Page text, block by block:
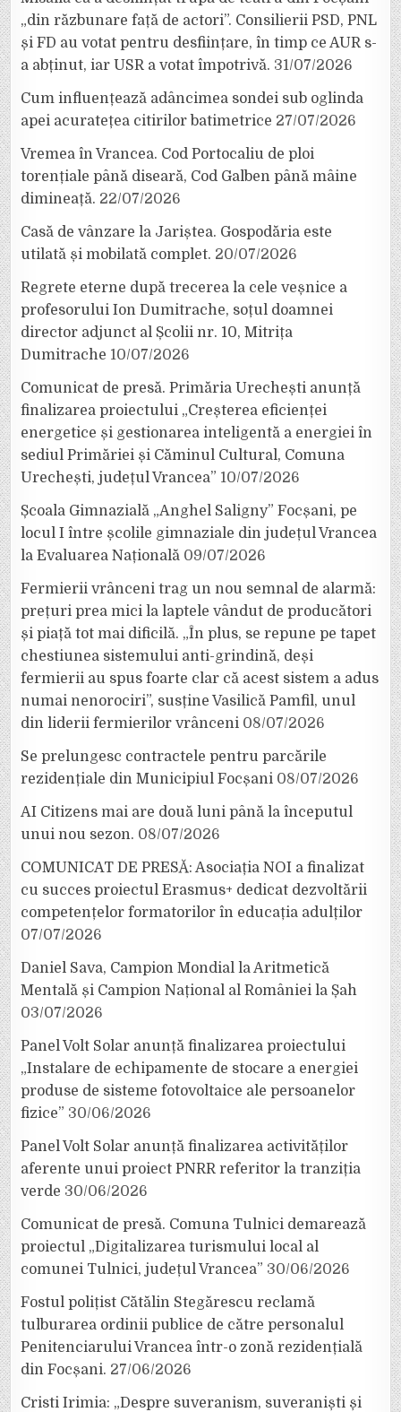
„din răzbunare față de actori”. Consilierii PSD, PNL
și FD au votat pentru desființare, în timp ce AUR s-
a abținut, iar USR a votat împotrivă. 31/07/2026
Cum influențează adâncimea sondei sub oglinda
apei acuratețea citirilor batimetrice 27/07/2026
Vremea în Vrancea. Cod Portocaliu de ploi
torențiale până diseară, Cod Galben până mâine
dimineață. 22/07/2026
Casă de vânzare la Jariștea. Gospodăria este
utilată și mobilată complet. 20/07/2026
Regrete eterne după trecerea la cele veșnice a
profesorului Ion Dumitrache, soțul doamnei
director adjunct al Școlii nr. 10, Mitrița
Dumitrache 10/07/2026
Comunicat de presă. Primăria Urechești anunță
finalizarea proiectului „Creșterea eficienței
energetice și gestionarea inteligentă a energiei în
sediul Primăriei și Căminul Cultural, Comuna
Urechești, județul Vrancea” 10/07/2026
Școala Gimnazială „Anghel Saligny” Focșani, pe
locul I între școlile gimnaziale din județul Vrancea
la Evaluarea Națională 09/07/2026
Fermierii vrânceni trag un nou semnal de alarmă:
prețuri prea mici la laptele vândut de producători
și piață tot mai dificilă. „În plus, se repune pe tapet
chestiunea sistemului anti-grindină, deși
fermierii au spus foarte clar că acest sistem a adus
numai nenorociri”, susține Vasilică Pamfil, unul
din liderii fermierilor vrânceni 08/07/2026
Se prelungesc contractele pentru parcările
rezidențiale din Municipiul Focșani 08/07/2026
AI Citizens mai are două luni până la începutul
unui nou sezon. 08/07/2026
COMUNICAT DE PRESĂ: Asociația NOI a finalizat
cu succes proiectul Erasmus+ dedicat dezvoltării
competențelor formatorilor în educația adulților
07/07/2026
Daniel Sava, Campion Mondial la Aritmetică
Mentală și Campion Național al României la Șah
03/07/2026
Panel Volt Solar anunță finalizarea proiectului
„Instalare de echipamente de stocare a energiei
produse de sisteme fotovoltaice ale persoanelor
fizice” 30/06/2026
Panel Volt Solar anunță finalizarea activităților
aferente unui proiect PNRR referitor la tranziția
verde 30/06/2026
Comunicat de presă. Comuna Tulnici demarează
proiectul „Digitalizarea turismului local al
comunei Tulnici, județul Vrancea” 30/06/2026
Fostul polițist Cătălin Stegărescu reclamă
tulburarea ordinii publice de către personalul
Penitenciarului Vrancea într-o zonă rezidențială
din Focșani. 27/06/2026
Cristi Irimia: „Despre suveranism, suveraniști și